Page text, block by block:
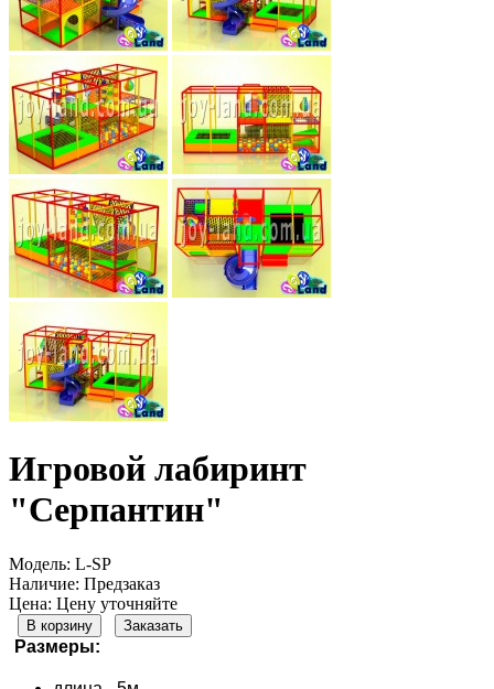
Игровой лабиринт
"Серпантин"
Модель: L-SP
Наличие: Предзаказ
Цена: Цену уточняйте
В корзину Заказать
Размеры: